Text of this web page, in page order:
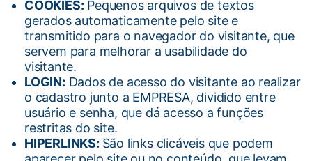
COOKIES: Pequenos arquivos de textos
gerados automaticamente pelo site e
transmitido para o navegador do visitante, que
servem para melhorar a usabilidade do
visitante.
LOGIN: Dados de acesso do visitante ao realizar
o cadastro junto a EMPRESA, dividido entre
usuário e senha, que dá acesso a funções
restritas do site.
HIPERLINKS: São links clicáveis que podem